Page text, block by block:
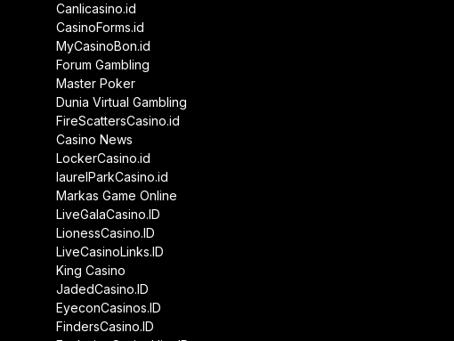
Canlicasino.id
CasinoForms.id
MyCasinoBon.id
Forum Gambling
Master Poker
Dunia Virtual Gambling
FireScattersCasino.id
Casino News
LockerCasino.id
laurelParkCasino.id
Markas Game Online
LiveGalaCasino.ID
LionessCasino.ID
LiveCasinoLinks.ID
King Casino
JadedCasino.ID
EyeconCasinos.ID
FindersCasino.ID